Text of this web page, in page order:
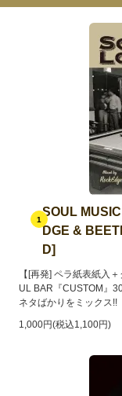
1
SOUL
DGE &
D]
【[再発] ペラ紙表紙入
UL BAR『CUSTOM』
ネタばかりをミックス!!
1,000円(税込1,100円)